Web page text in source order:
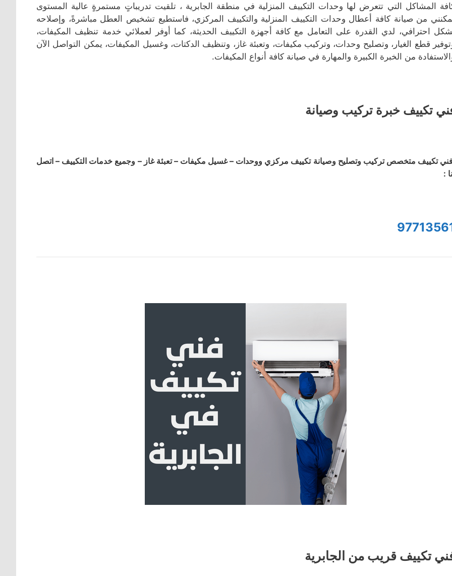
المشاكل التي تتعرض لها وحدات التكييف المنزلية في منطقة الجابرية ، تلقيت تدريباتٍ مستمرةٍ عالية المستوى
من صيانة كافة أعطال وحدات التكييف المنزلية والتكييف المركزي، فاستطيع تشخيص العطل مباشرةً، وإصلاحه
احترافي، لدي القدرة على التعامل مع كافة أجهزة التكييف الحديثة، كما أوفر لعملائي خدمة تنظيف المكيفات،
قطع الغيار، وتصليح وحدات، وتركيب مكيفات، وتعبئة غاز، وتنظيف الدكتات، وغسيل المكيفات، يمكن التواصل الآن
من الخبرة الكبيرة والمهارة في صيانة كافة أنواع المكيفات.
تكييف خبرة تركيب وصيانة
تكييف متخصص تركيب وتصليح وصيانة تكييف مركزي ووحدات – غسيل مكيفات – تعبئة غاز – وجميع خدمات التكييف – اتصل
:
تكييف قريب من الجابرية